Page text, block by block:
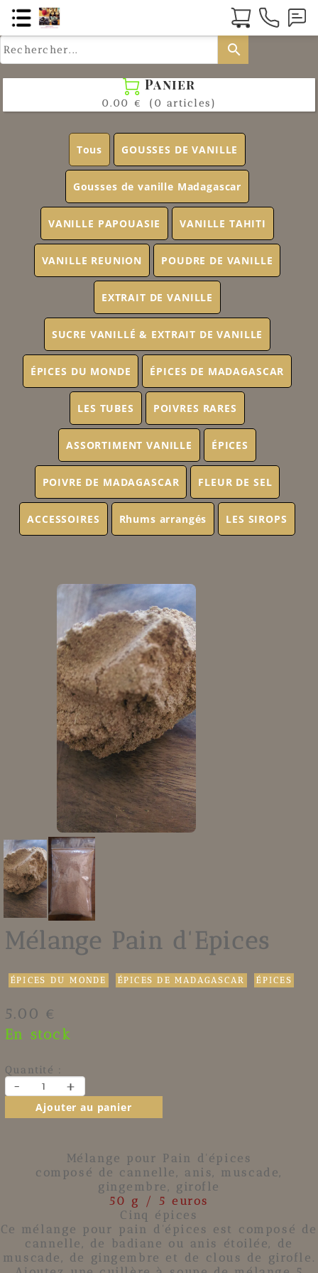
search
 Panier
0.00 € (0 articles)
Tous GOUSSES DE VANILLE
Gousses de vanille Madagascar
VANILLE PAPOUASIE VANILLE TAHITI
VANILLE REUNION POUDRE DE VANILLE
EXTRAIT DE VANILLE
SUCRE VANILLÉ & EXTRAIT DE VANILLE
ÉPICES DU MONDE ÉPICES DE MADAGASCAR
LES TUBES POIVRES RARES
ASSORTIMENT VANILLE ÉPICES
POIVRE DE MADAGASCAR FLEUR DE SEL
ACCESSOIRES Rhums arrangés LES SIROPS
Mélange Pain d'Epices
ÉPICES DU MONDE ÉPICES DE MADAGASCAR ÉPICES
5.00 €
En stock
Quantité :
- +
Ajouter au panier
Mélange pour Pain d'épices
composé de cannelle, anis, muscade,
gingembre, girofle
50 g / 5 euros
Cinq épices
Ce mélange pour pain d'épices est composé de
cannelle , de badiane ou anis étoilée, de
muscade , de gingembre et de clous de girofle .